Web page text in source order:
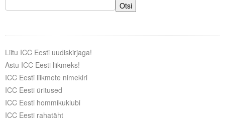
Arvamus
Viidad
ICC WBO
ICC komisjonid
Digiraamatukogu
Juhendid ja väljaanded
Otsi
Liitu ICC Eesti uudiskirjaga!
Astu ICC Eesti liikmeks!
ICC Eesti liikmete nimekiri
ICC Eesti üritused
ICC Eesti hommikuklubi
ICC Eesti rahatäht